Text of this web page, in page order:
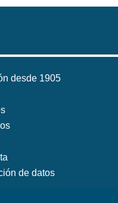
desde 1905
de datos